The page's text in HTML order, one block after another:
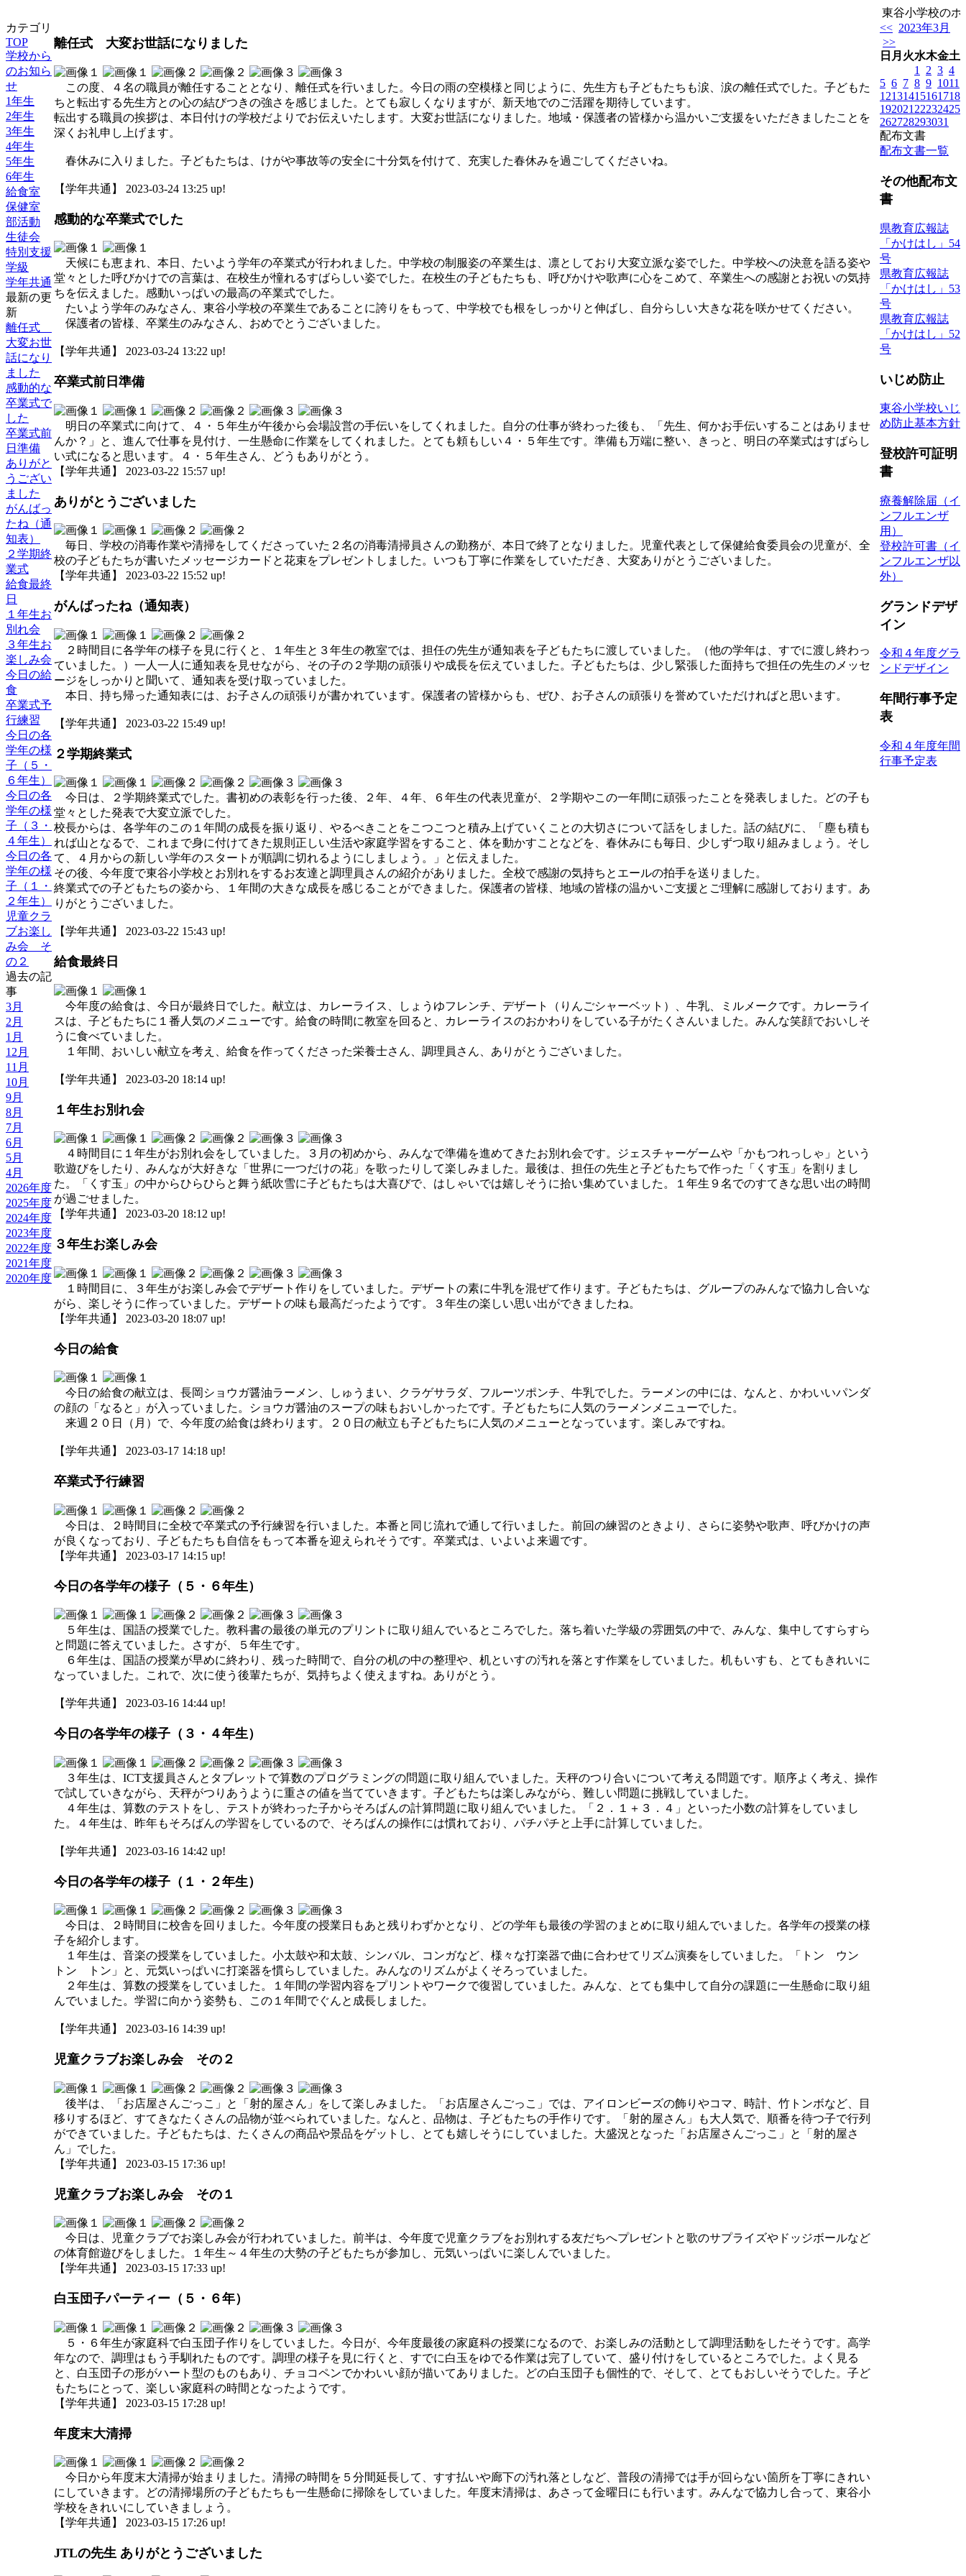
東谷小学校のホ
カテゴリ
TOP
学校から
のお知ら
せ
1年生
2年生
3年生
4年生
5年生
6年生
給食室
保健室
部活動
生徒会
特別支援
学級
学年共通
最新の更
新
離任式
大変お世
話になり
ました
感動的な
卒業式で
した
卒業式前
日準備
ありがと
うござい
ました
がんばっ
たね（通
知表）
２学期終
業式
給食最終
日
１年生お
別れ会
３年生お
楽しみ会
今日の給
食
卒業式予
行練習
今日の各
学年の様
子（５・
６年生）
今日の各
学年の様
子（３・
４年生）
今日の各
学年の様
子（１・
２年生）
児童クラ
ブお楽し
み会 そ
の２
過去の記
事
3月
2月
1月
12月
11月
10月
9月
8月
7月
6月
5月
4月
2026年度
2025年度
2024年度
2023年度
2022年度
2021年度
2020年度
離任式 大変お世話になりました
この度、４名の職員が離任することとなり、離任式を行いました。今日の雨の空模様と同じように、先生方も子どもたちも涙、涙の離任式でした。子どもた
ちと転出する先生方との心の結びつきの強さを感じました。とても寂しくなりますが、新天地でのご活躍を期待しています。
転出する職員の挨拶は、本日付けの学校だよりでお伝えいたします。大変お世話になりました。地域・保護者の皆様から温かいご支援をいただきましたことを
深くお礼申し上げます。
春休みに入りました。子どもたちは、けがや事故等の安全に十分気を付けて、充実した春休みを過ごしてくださいね。
【学年共通】 2023-03-24 13:25 up!
感動的な卒業式でした
天候にも恵まれ、本日、たいよう学年の卒業式が行われました。中学校の制服姿の卒業生は、凛としており大変立派な姿でした。中学校への決意を語る姿や
堂々とした呼びかけでの言葉は、在校生が憧れるすばらしい姿でした。在校生の子どもたちも、呼びかけや歌声に心をこめて、卒業生への感謝とお祝いの気持
ちを伝えました。感動いっぱいの最高の卒業式でした。
たいよう学年のみなさん、東谷小学校の卒業生であることに誇りをもって、中学校でも根をしっかりと伸ばし、自分らしい大きな花を咲かせてください。
保護者の皆様、卒業生のみなさん、おめでとうございました。
【学年共通】 2023-03-24 13:22 up!
卒業式前日準備
明日の卒業式に向けて、４・５年生が午後から会場設営の手伝いをしてくれました。自分の仕事が終わった後も、「先生、何かお手伝いすることはありませ
んか？」と、進んで仕事を見付け、一生懸命に作業をしてくれました。とても頼もしい４・５年生です。準備も万端に整い、きっと、明日の卒業式はすばらし
い式になると思います。４・５年生さん、どうもありがとう。
【学年共通】 2023-03-22 15:57 up!
ありがとうございました
毎日、学校の消毒作業や清掃をしてくださっていた２名の消毒清掃員さんの勤務が、本日で終了となりました。児童代表として保健給食委員会の児童が、全
校の子どもたちが書いたメッセージカードと花束をプレゼントしました。いつも丁寧に作業をしていただき、大変ありがとうございました。
【学年共通】 2023-03-22 15:52 up!
がんばったね（通知表）
２時間目に各学年の様子を見に行くと、１年生と３年生の教室では、担任の先生が通知表を子どもたちに渡していました。（他の学年は、すでに渡し終わっ
ていました。）一人一人に通知表を見せながら、その子の２学期の頑張りや成長を伝えていました。子どもたちは、少し緊張した面持ちで担任の先生のメッセ
ージをしっかりと聞いて、通知表を受け取っていました。
本日、持ち帰った通知表には、お子さんの頑張りが書かれています。保護者の皆様からも、ぜひ、お子さんの頑張りを誉めていただければと思います。
【学年共通】 2023-03-22 15:49 up!
２学期終業式
今日は、２学期終業式でした。書初めの表彰を行った後、２年、４年、６年生の代表児童が、２学期やこの一年間に頑張ったことを発表しました。どの子も
堂々とした発表で大変立派でした。
校長からは、各学年のこの１年間の成長を振り返り、やるべきことをこつこつと積み上げていくことの大切さについて話をしました。話の結びに、「塵も積も
れば山となるで、これまで身に付けてきた規則正しい生活や家庭学習をすること、体を動かすことなどを、春休みにも毎日、少しずつ取り組みましょう。そし
て、４月からの新しい学年のスタートが順調に切れるようにしましょう。」と伝えました。
その後、今年度で東谷小学校とお別れをするお友達と調理員さんの紹介がありました。全校で感謝の気持ちとエールの拍手を送りました。
終業式での子どもたちの姿から、１年間の大きな成長を感じることができました。保護者の皆様、地域の皆様の温かいご支援とご理解に感謝しております。あ
りがとうございました。
【学年共通】 2023-03-22 15:43 up!
給食最終日
今年度の給食は、今日が最終日でした。献立は、カレーライス、しょうゆフレンチ、デザート（りんごシャーベット）、牛乳、ミルメークです。カレーライ
スは、子どもたちに１番人気のメニューです。給食の時間に教室を回ると、カレーライスのおかわりをしている子がたくさんいました。みんな笑顔でおいしそ
うに食べていました。
１年間、おいしい献立を考え、給食を作ってくださった栄養士さん、調理員さん、ありがとうございました。
【学年共通】 2023-03-20 18:14 up!
１年生お別れ会
４時間目に１年生がお別れ会をしていました。３月の初めから、みんなで準備を進めてきたお別れ会です。ジェスチャーゲームや「かもつれっしゃ」という
歌遊びをしたり、みんなが大好きな「世界に一つだけの花」を歌ったりして楽しみました。最後は、担任の先生と子どもたちで作った「くす玉」を割りまし
た。「くす玉」の中からひらひらと舞う紙吹雪に子どもたちは大喜びで、はしゃいでは嬉しそうに拾い集めていました。１年生９名でのすてきな思い出の時間
が過ごせました。
【学年共通】 2023-03-20 18:12 up!
３年生お楽しみ会
１時間目に、３年生がお楽しみ会でデザート作りをしていました。デザートの素に牛乳を混ぜて作ります。子どもたちは、グループのみんなで協力し合いな
がら、楽しそうに作っていました。デザートの味も最高だったようです。３年生の楽しい思い出ができましたね。
【学年共通】 2023-03-20 18:07 up!
今日の給食
今日の給食の献立は、長岡ショウガ醤油ラーメン、しゅうまい、クラゲサラダ、フルーツポンチ、牛乳でした。ラーメンの中には、なんと、かわいいパンダ
の顔の「なると」が入っていました。ショウガ醤油のスープの味もおいしかったです。子どもたちに人気のラーメンメニューでした。
来週２０日（月）で、今年度の給食は終わります。２０日の献立も子どもたちに人気のメニューとなっています。楽しみですね。
【学年共通】 2023-03-17 14:18 up!
卒業式予行練習
今日は、２時間目に全校で卒業式の予行練習を行いました。本番と同じ流れで通して行いました。前回の練習のときより、さらに姿勢や歌声、呼びかけの声
が良くなっており、子どもたちも自信をもって本番を迎えられそうです。卒業式は、いよいよ来週です。
【学年共通】 2023-03-17 14:15 up!
今日の各学年の様子（５・６年生）
５年生は、国語の授業でした。教科書の最後の単元のプリントに取り組んでいるところでした。落ち着いた学級の雰囲気の中で、みんな、集中してすらすら
と問題に答えていました。さすが、５年生です。
６年生は、国語の授業が早めに終わり、残った時間で、自分の机の中の整理や、机といすの汚れを落とす作業をしていました。机もいすも、とてもきれいに
なっていました。これで、次に使う後輩たちが、気持ちよく使えますね。ありがとう。
【学年共通】 2023-03-16 14:44 up!
今日の各学年の様子（３・４年生）
３年生は、ICT支援員さんとタブレットで算数のプログラミングの問題に取り組んでいました。天秤のつり合いについて考える問題です。順序よく考え、操作
で試していきながら、天秤がつりあうように重さの値を当てていきます。子どもたちは楽しみながら、難しい問題に挑戦していました。
４年生は、算数のテストをし、テストが終わった子からそろばんの計算問題に取り組んでいました。「２．１＋３．４」といった小数の計算をしていまし
た。４年生は、昨年もそろばんの学習をしているので、そろばんの操作には慣れており、パチパチと上手に計算していました。
【学年共通】 2023-03-16 14:42 up!
今日の各学年の様子（１・２年生）
今日は、２時間目に校舎を回りました。今年度の授業日もあと残りわずかとなり、どの学年も最後の学習のまとめに取り組んでいました。各学年の授業の様
子を紹介します。
１年生は、音楽の授業をしていました。小太鼓や和太鼓、シンバル、コンガなど、様々な打楽器で曲に合わせてリズム演奏をしていました。「トン ウン
トン トン」と、元気いっぱいに打楽器を慣らしていました。みんなのリズムがよくそろっていました。
２年生は、算数の授業をしていました。１年間の学習内容をプリントやワークで復習していました。みんな、とても集中して自分の課題に一生懸命に取り組
んでいました。学習に向かう姿勢も、この１年間でぐんと成長しました。
【学年共通】 2023-03-16 14:39 up!
児童クラブお楽しみ会 その２
後半は、「お店屋さんごっこ」と「射的屋さん」をして楽しみました。「お店屋さんごっこ」では、アイロンビーズの飾りやコマ、時計、竹トンボなど、目
移りするほど、すてきなたくさんの品物が並べられていました。なんと、品物は、子どもたちの手作りです。「射的屋さん」も大人気で、順番を待つ子で行列
ができていました。子どもたちは、たくさんの商品や景品をゲットし、とても嬉しそうにしていました。大盛況となった「お店屋さんごっこ」と「射的屋さ
ん」でした。
【学年共通】 2023-03-15 17:36 up!
児童クラブお楽しみ会 その１
今日は、児童クラブでお楽しみ会が行われていました。前半は、今年度で児童クラブをお別れする友だちへプレゼントと歌のサプライズやドッジボールなど
の体育館遊びをしました。１年生～４年生の大勢の子どもたちが参加し、元気いっぱいに楽しんでいました。
【学年共通】 2023-03-15 17:33 up!
白玉団子パーティー（５・６年）
５・６年生が家庭科で白玉団子作りをしていました。今日が、今年度最後の家庭科の授業になるので、お楽しみの活動として調理活動をしたそうです。高学
年なので、調理はもう手馴れたものです。調理の様子を見に行くと、すでに白玉をゆでる作業は完了していて、盛り付けをしているところでした。よく見る
と、白玉団子の形がハート型のものもあり、チョコペンでかわいい顔が描いてありました。どの白玉団子も個性的で、そして、とてもおしいそうでした。子ど
もたちにとって、楽しい家庭科の時間となったようです。
【学年共通】 2023-03-15 17:28 up!
年度末大清掃
今日から年度末大清掃が始まりました。清掃の時間を５分間延長して、すす払いや廊下の汚れ落としなど、普段の清掃では手が回らない箇所を丁寧にきれい
にしていきます。どの清掃場所の子どもたちも一生懸命に掃除をしていました。年度末清掃は、あさって金曜日にも行います。みんなで協力し合って、東谷小
学校をきれいにしていきましょう。
【学年共通】 2023-03-15 17:26 up!
JTLの先生 ありがとうございました
<< 2023年3月
>>
日 月 火水木金土
1
2 3 4
5 6 7 8 9 1011
12131415161718
192021 22232425
262728293031
配布文書
配布文書一覧
その他配布文
書
県教育広報誌
「かけはし」54
号
県教育広報誌
「かけはし」53
号
県教育広報誌
「かけはし」52
号
いじめ防止
東谷小学校いじ
め防止基本方針
登校許可証明
書
療養解除届（イ
ンフルエンザ
用）
登校許可書（イ
ンフルエンザ以
外）
グランドデザ
イン
令和４年度グラ
ンドデザイン
年間行事予定
表
令和４年度年間
行事予定表